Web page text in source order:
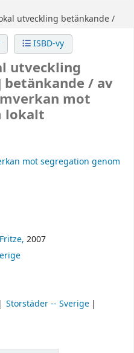
utveckling betänkande /
ISBD-vy
utveckling
betänkande / av
mot
lokalt
mot segregation genom
Fritze, 2007
Storstäder -- Sverige